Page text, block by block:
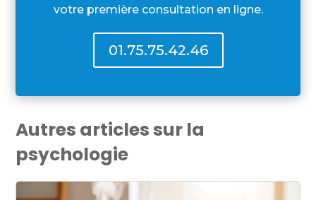
votre première consultation en ligne.
01.75.75.42.46
Autres articles sur la
psychologie